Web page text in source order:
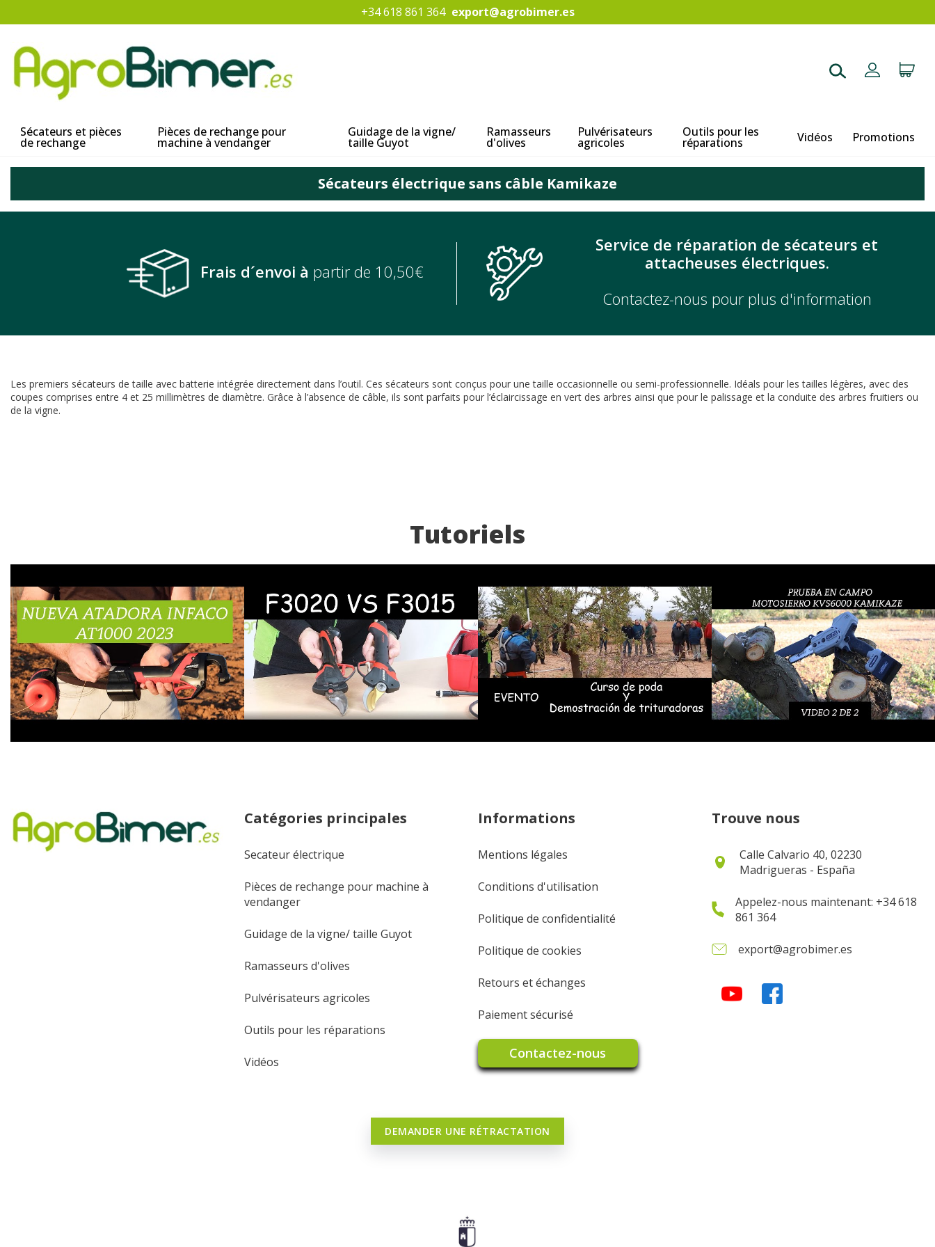
+34 618 861 364 export@agrobimer.es
Sécateurs et pièces
de rechange
Pièces de rechange pour
machine à vendanger
Guidage de la vigne/
taille Guyot
Ramasseurs
d'olives
Pulvérisateurs
agricoles
Outils pour les
réparations Vidéos Promotions
Sécateurs électrique sans câble Kamikaze
Frais d´envoi à partir de 10,50€
Service de réparation de sécateurs et
attacheuses électriques.
Contactez-nous pour plus d'information
Les premiers sécateurs de taille avec batterie intégrée directement dans l’outil. Ces sécateurs sont conçus pour une taille occasionnelle ou semi-professionnelle. Idéals pour les tailles légères, avec des
coupes comprises entre 4 et 25 millimètres de diamètre. Grâce à l’absence de câble, ils sont parfaits pour l’éclaircissage en vert des arbres ainsi que pour le palissage et la conduite des arbres fruitiers ou
de la vigne.
Tutoriels
Catégories principales
Secateur électrique
Pièces de rechange pour machine à
vendanger
Guidage de la vigne/ taille Guyot
Ramasseurs d'olives
Pulvérisateurs agricoles
Outils pour les réparations
Vidéos
Informations
Mentions légales
Conditions d'utilisation
Politique de confidentialité
Politique de cookies
Retours et échanges
Paiement sécurisé
Contactez-nous
Trouve nous
Calle Calvario 40, 02230
Madrigueras - España
Appelez-nous maintenant: +34 618
861 364
export@agrobimer.es
DEMANDER UNE RÉTRACTATION